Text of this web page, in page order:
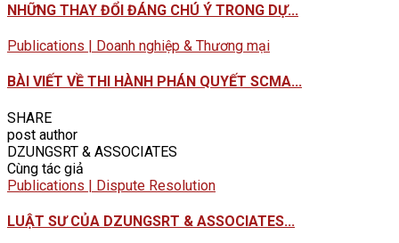
NHỮNG THAY ĐỔI ĐÁNG CHÚ Ý TRONG DỰ...
Publications | Doanh nghiệp & Thương mại
BÀI VIẾT VỀ THI HÀNH PHÁN QUYẾT SCMA...
SHARE
post author
DZUNGSRT & ASSOCIATES
Cùng tác giả
Publications | Dispute Resolution
LUẬT SƯ CỦA DZUNGSRT & ASSOCIATES...